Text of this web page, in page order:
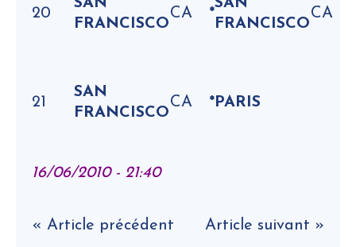
20
SAN
FRANCISCO
CA *
SAN
FRANCISCO
CA
21
SAN
FRANCISCO
CA *PARIS
16/06/2010 - 21:40
« Article précédent Article suivant »